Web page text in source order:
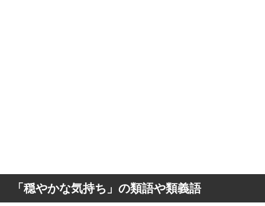
「穏やかな気持ち」の類語や類義語